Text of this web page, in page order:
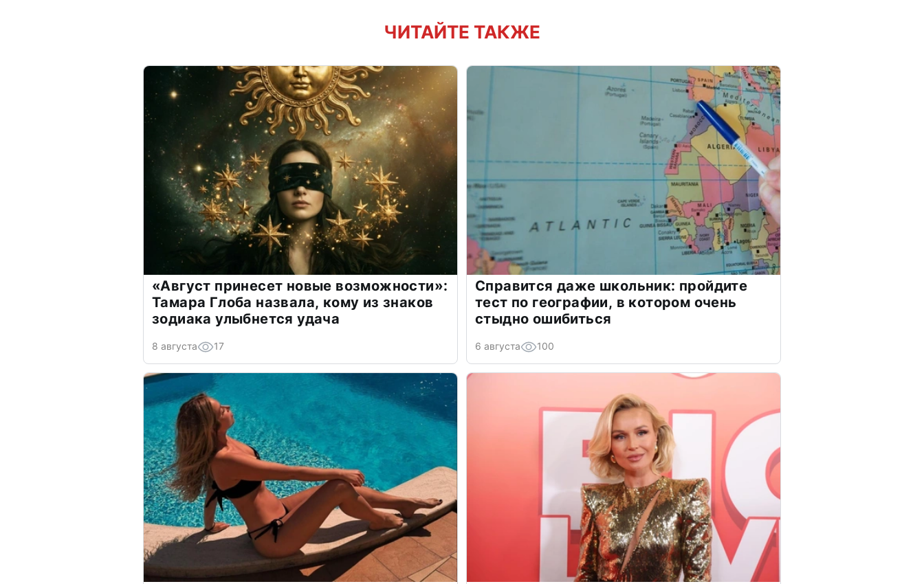
ЧИТАЙТЕ ТАКЖЕ
«Август принесет новые возможности»:
Тамара Глоба назвала, кому из знаков
зодиака улыбнется удача
8 августа 17
Справится даже школьник: пройдите
тест по географии, в котором очень
стыдно ошибиться
6 августа 100